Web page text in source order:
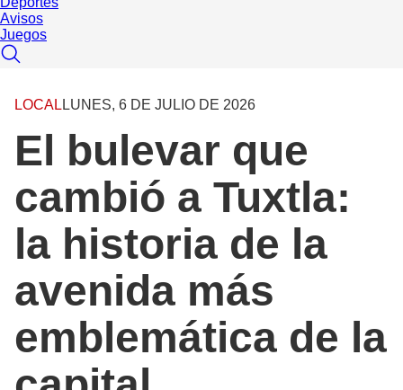
Avisos
Juegos
LOCAL LUNES, 6 DE JULIO DE 2026
El bulevar que
cambió a Tuxtla:
la historia de la
avenida más
emblemática de la